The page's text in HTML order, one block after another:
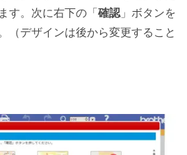
す。次に右下の「 確認 」ボタンを
（デザインは後から変更すること